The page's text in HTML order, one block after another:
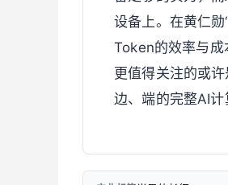
设备上。在黄仁
Token的效率与成
更值得关注的或
边、端的完整AI计